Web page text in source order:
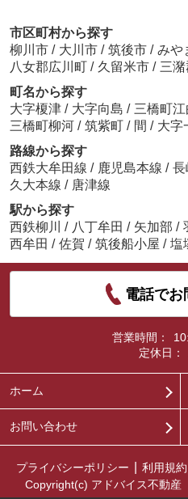
市区町村から探す
柳川市 / 大川市 / 筑後市 / みや
八女郡広川町 / 久留米市 / 三
町名から探す
大字榎津 / 大字向島 / 三橋町江
三橋町柳河 / 筑紫町 / 間 / 大字
路線から探す
西鉄大牟田線 / 鹿児島本線 / 長
久大本線 / 唐津線
駅から探す
西鉄柳川
/ 八丁牟田 / 矢加部 /
西牟田 / 佐賀 / 筑後船小屋 / 塩
電話でお
営業時間：
定休日：
ホーム
お問い合わせ
プライバシーポリシー 利用規約
Copyright(c) アドバイス不動